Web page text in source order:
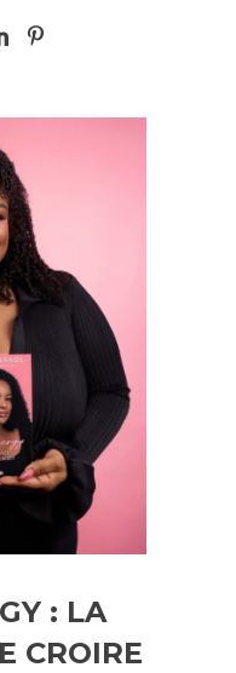
: LA
CROIRE